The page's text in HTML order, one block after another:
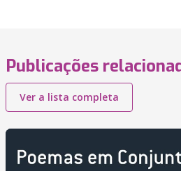
Publicações
Ver a lista completa